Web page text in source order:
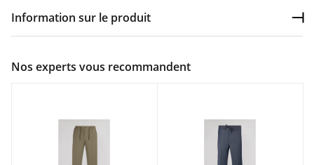
Information sur le produit
Pantalon Homme Teddy smith PYWAN 17 MIXED Beige en
vente à prix attractif chez Sport 2000
Nos experts vous recommandent